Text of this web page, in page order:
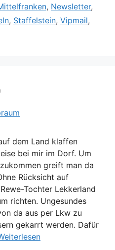
, Newsletter,
, Staffelstein, Vipmail,
dem Land klaffen
bei mir im Dorf. Um
greift man da
Rücksicht auf
Tochter Lekkerland
richten. Ungesundes
da aus per Lkw zu
gekarrt werden. Dafür